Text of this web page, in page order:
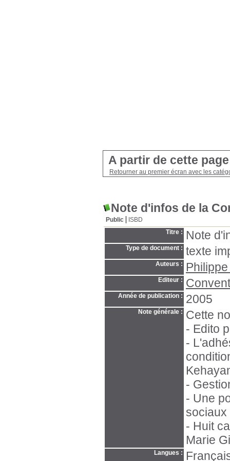
A partir de cette
Retourner au premier écran avec les
Note d'infos de la
Public
ISBD
Titre :
Note
Type de document : texte
Auteurs :
Editeur :
Année de publication : 2005
Note générale : Cette
- Edito
-
-
- Une
sociaux
- Huit
Marie
Langues :